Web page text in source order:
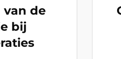
van de
bij